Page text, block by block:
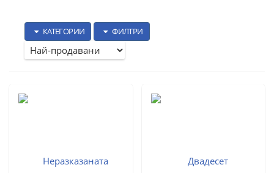
КАТЕГОРИИ ФИЛТРИ